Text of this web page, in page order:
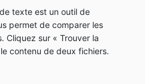
texte est un outil de
permet de comparer les
Cliquez sur « Trouver la
contenu de deux fichiers.